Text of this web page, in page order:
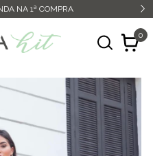
NA 1ª COMPRA
0